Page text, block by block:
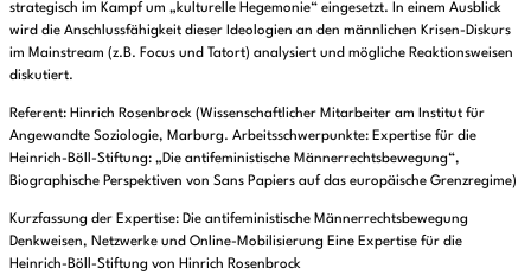
strategisch im Kampf um „kulturelle Hegemonie“ eingesetzt. In einem Ausblick
wird die Anschlussfähigkeit dieser Ideologien an den männlichen Krisen-Diskurs
im Mainstream (z.B. Focus und Tatort) analysiert und mögliche Reaktionsweisen
diskutiert.
Referent: Hinrich Rosenbrock (Wissenschaftlicher Mitarbeiter am Institut für
Angewandte Soziologie, Marburg. Arbeitsschwerpunkte: Expertise für die
Heinrich-Böll-Stiftung: „Die antifeministische Männerrechtsbewegung“,
Biographische Perspektiven von Sans Papiers auf das europäische Grenzregime)
Kurzfassung der Expertise: Die antifeministische Männerrechtsbewegung
Denkweisen, Netzwerke und Online-Mobilisierung Eine Expertise für die
Heinrich-Böll-Stiftung von Hinrich Rosenbrock